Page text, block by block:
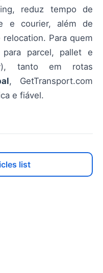
reduz tempo de
e courier, além de
Para quem
para parcel, pallet e
tanto em rotas
, GetTransport.com
e fiável.
list